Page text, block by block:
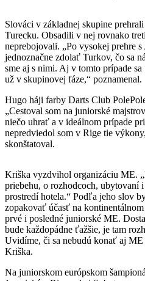
Slováci v základnej skupine
Turecku. Obsadili v nej rovnako
neprebojovali. „Po vysokej prehre
jednoznačne zdolať Turkov, čo sa
sme aj s nimi. Aj v tomto prípade
už v skupinovej fáze,“ poznamenal.
Hugo háji farby Darts Club
„Cestoval som na juniorské
niečo uhrať a v ideálnom prípade
nepredviedol som v Rige tie
skonštatoval.
Kriška vyzdvihol organizáciu ME.
priebehu, o rozhodcoch, ubytovaní
prostredí hotela.“ Podľa jeho slov
zopakovať účasť na
prvé i posledné juniorské ME.
bude každopádne ťažšie, je tam
Uvidíme, či sa nebudú konať aj
Kriška.
Na juniorskom európskom